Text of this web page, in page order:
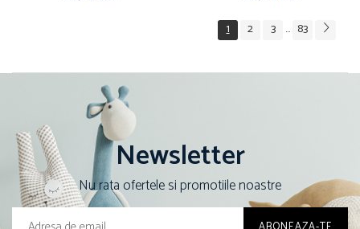
intarite si ajustabile, Spiderman
Adventure Awaits
1 2 3 ... 83
Newsletter
Nu rata ofertele si promotiile noastre